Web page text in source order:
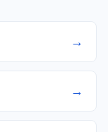
→
→